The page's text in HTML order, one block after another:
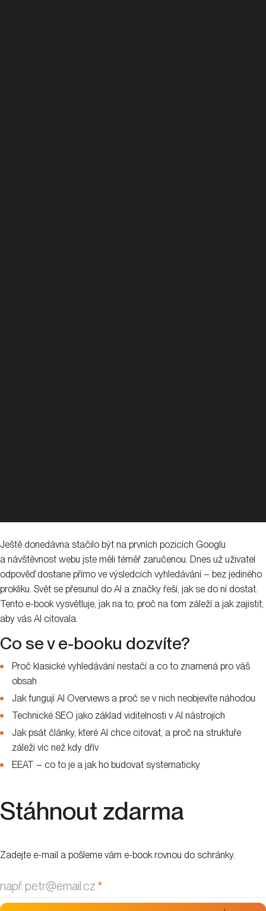
Ještě donedávna stačilo být na prvních pozicích Googlu
a návštěvnost webu jste měli téměř zaručenou. Dnes už uživatel
odpověď dostane přímo ve výsledcích vyhledávání – bez jediného
prokliku. Svět se přesunul do AI a značky řeší, jak se do ní dostat.
Tento e-book vysvětluje, jak na to, proč na tom záleží a jak zajistit,
aby vás AI citovala.
Co se v e-booku dozvíte?
Proč klasické vyhledávání nestačí a co to znamená pro váš
obsah
Jak fungují AI Overviews a proč se v nich neobjevíte náhodou
Technické SEO jako základ viditelnosti v AI nástrojích
Jak psát články, které AI chce citovat, a proč na struktuře
záleží víc než kdy dřív
EEAT – co to je a jak ho budovat systematicky
Stáhnout zdarma
Zadejte e-mail a pošleme vám e-book rovnou do schránky.
např. petr@email.cz*